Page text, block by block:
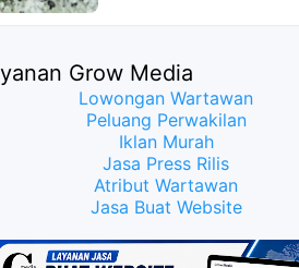
Grow Media
Lowongan Wartawan
Peluang Perwakilan
Iklan Murah
Jasa Press Rilis
Atribut Wartawan
Jasa Buat Website